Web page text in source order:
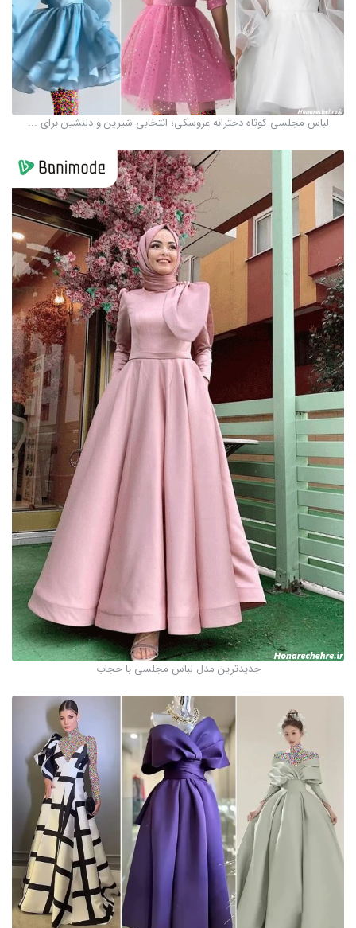
لباس مجلسی کوتاه دخترانه عروسکی؛ انتخابی شیرین و دلنشین برای ...
جدیدترین مدل لباس مجلسی با حجاب